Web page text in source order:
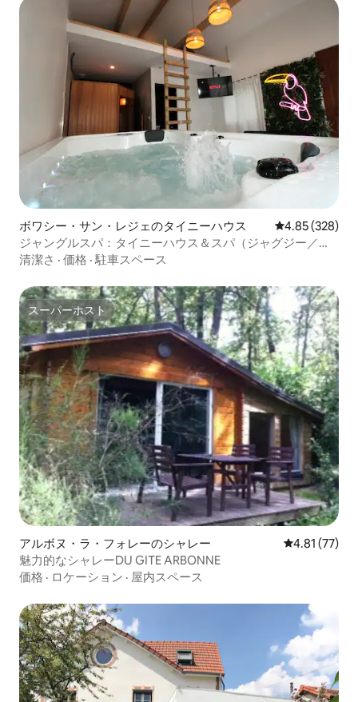
ボワシー・サン・レジェのタイニーハウス レビュー328
4.85 (328)
ジャングルスパ：タイニーハウス＆スパ（ジャグジー／サ
ウナ）
清潔さ · 価格 ·駐車スペース
スーパーホスト
スーパーホスト
アルボヌ・ラ・フォレーのシャレー レビュー77
4.81 (77)
魅力的なシャレーDU GITE ARBONNE
価格 · ロケーション · 屋内スペース